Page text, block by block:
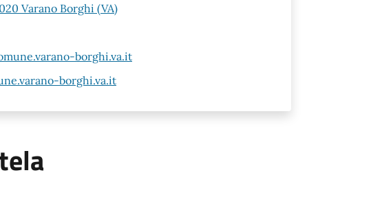
Varano Borghi (VA)
borghi.va.it
borghi.va.it